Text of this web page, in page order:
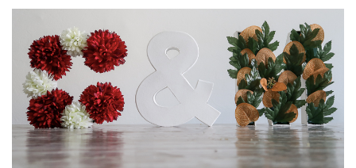
le
marron
chic
tendance
30/05/2026